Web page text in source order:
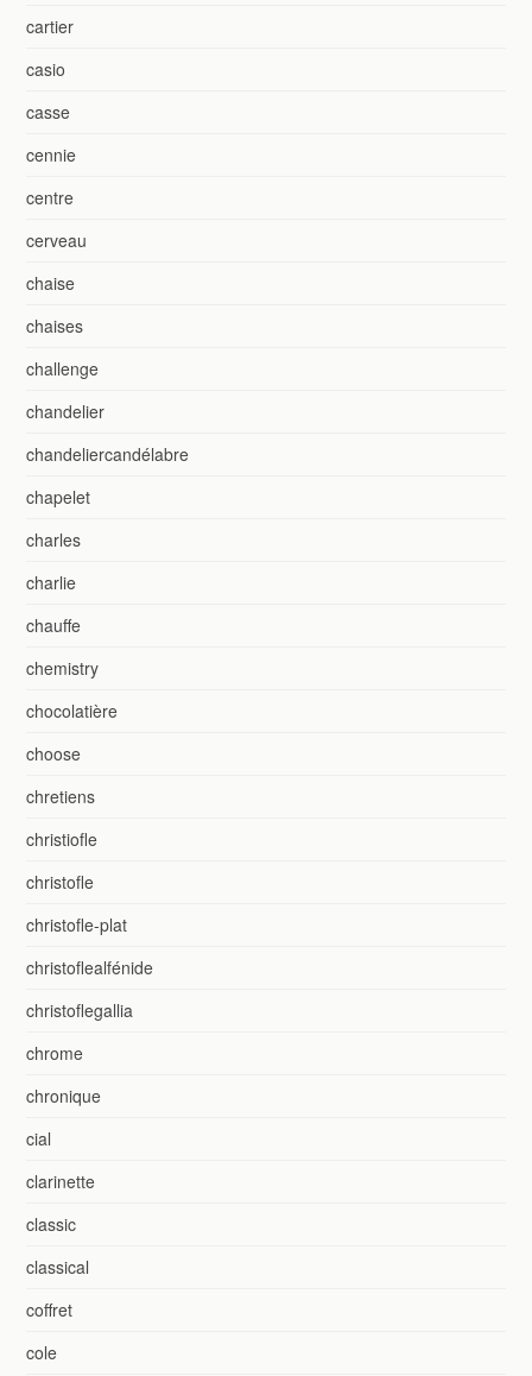
cartier
casio
casse
cennie
centre
cerveau
chaise
chaises
challenge
chandelier
chandeliercandélabre
chapelet
charles
charlie
chauffe
chemistry
chocolatière
choose
chretiens
christiofle
christofle
christofle-plat
christoflealfénide
christoflegallia
chrome
chronique
cial
clarinette
classic
classical
coffret
cole